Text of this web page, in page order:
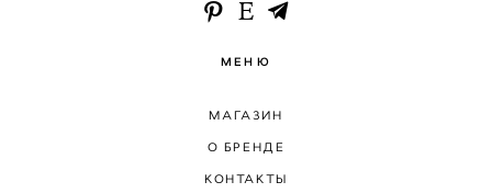
МЕНЮ
МАГАЗИН
О БРЕНДЕ
КОНТАКТЫ